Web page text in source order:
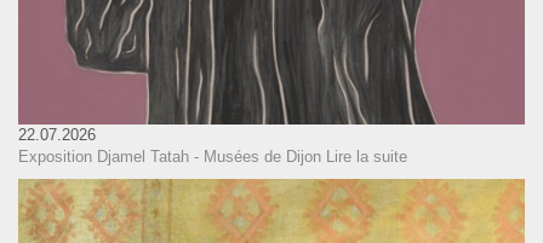
22.07.2026
Exposition Djamel Tatah - Musées de Dijon Lire la suite